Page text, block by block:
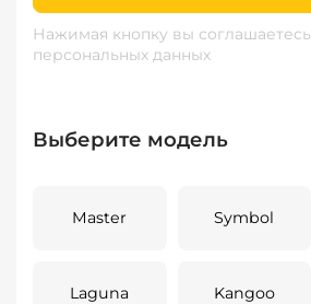
Нажимая кнопку вы соглашаетесь
персональных данных
Выберите модель
Master Symbol
Laguna Kangoo